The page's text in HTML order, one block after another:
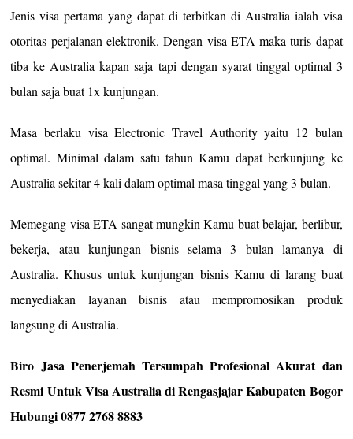
Jenis visa pertama yang dapat di terbitkan di Australia ialah visa
otoritas perjalanan elektronik. Dengan visa ETA maka turis dapat
tiba ke Australia kapan saja tapi dengan syarat tinggal optimal 3
bulan saja buat 1x kunjungan.
Masa berlaku visa Electronic Travel Authority yaitu 12 bulan
optimal. Minimal dalam satu tahun Kamu dapat berkunjung ke
Australia sekitar 4 kali dalam optimal masa tinggal yang 3 bulan.
Memegang visa ETA sangat mungkin Kamu buat belajar, berlibur,
bekerja, atau kunjungan bisnis selama 3 bulan lamanya di
Australia. Khusus untuk kunjungan bisnis Kamu di larang buat
menyediakan layanan bisnis atau mempromosikan produk
langsung di Australia.
Biro Jasa Penerjemah Tersumpah Profesional Akurat dan
Resmi Untuk Visa Australia di Rengasjajar Kabupaten Bogor
Hubungi 0877 2768 8883